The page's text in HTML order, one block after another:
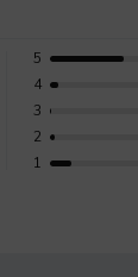
5
4
3
2
1